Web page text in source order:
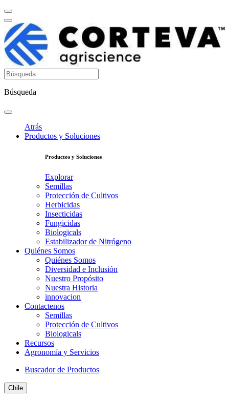
Búsqueda
Atrás
Productos y Soluciones
Productos y Soluciones
Explorar
Semillas
Protección de Cultivos
Herbicidas
Insecticidas
Fungicidas
Biologicals
Estabilizador de Nitrógeno
Quiénes Somos
Quiénes Somos
Diversidad e Inclusión
Nuestro Propósito
Nuestra Historia
innovacion
Contactenos
Semillas
Protección de Cultivos
Biologicals
Recursos
Agronomía y Servicios
Buscador de Productos
Chile